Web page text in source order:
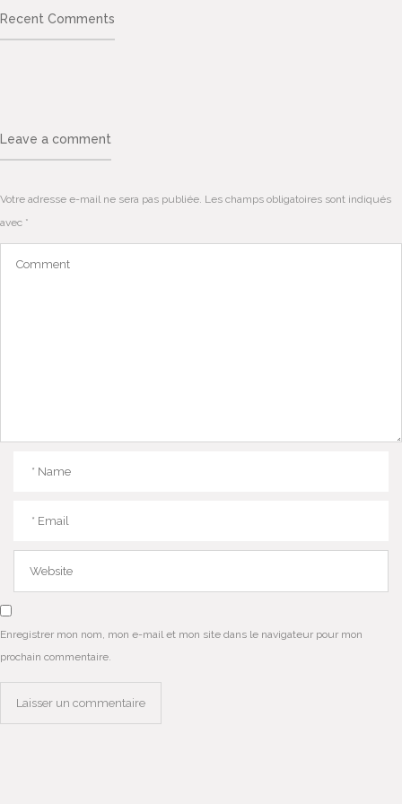
Recent Comments
Leave a comment
Votre adresse e-mail ne sera pas publiée. Les champs obligatoires sont indiqués
avec *
Enregistrer mon nom, mon e-mail et mon site dans le navigateur pour mon
prochain commentaire.